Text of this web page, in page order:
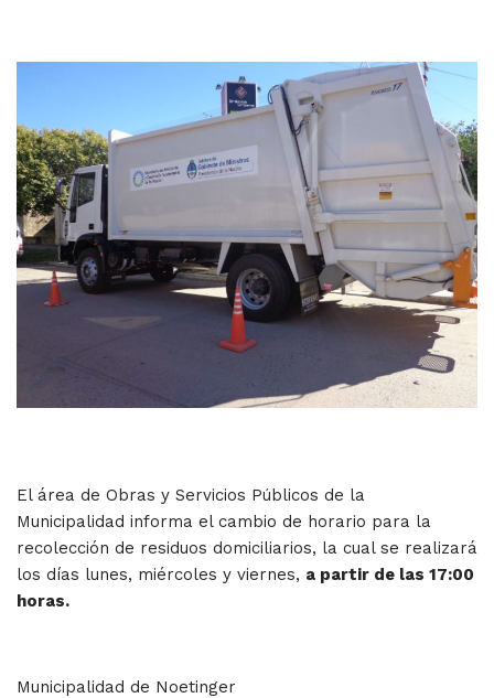
El área de Obras y Servicios Públicos de la
Municipalidad informa el cambio de horario para la
recolección de residuos domiciliarios, la cual se realizará
los días lunes, miércoles y viernes, a partir de las 17:00
horas.
Municipalidad de Noetinger